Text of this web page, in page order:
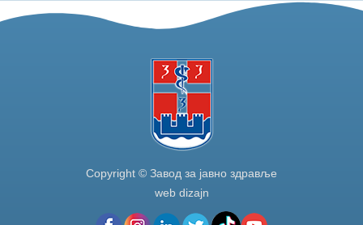
Copyright © Завод за јавно здравље
web dizajn